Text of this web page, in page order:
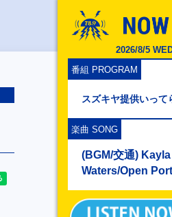
2026/8/5
番組 PROGRAM
スズキヤ提供いって
楽曲 SONG
(BGM/交通) Kayla
Waters/Open